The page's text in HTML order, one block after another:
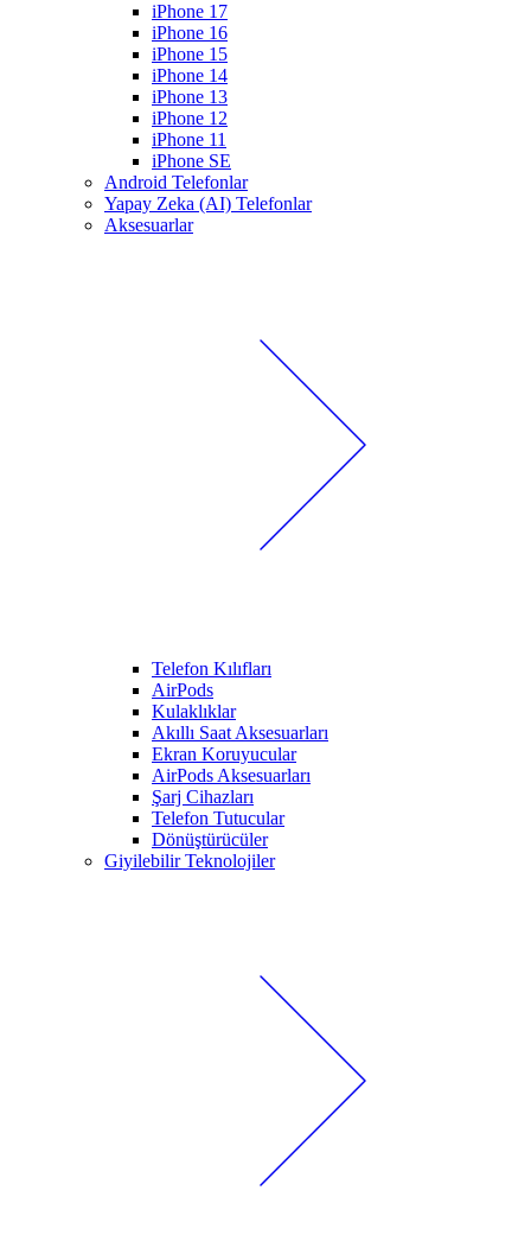
iPhone 17
iPhone 16
iPhone 15
iPhone 14
iPhone 13
iPhone 12
iPhone 11
iPhone SE
Android Telefonlar
Yapay Zeka (AI) Telefonlar
Aksesuarlar
Telefon Kılıfları
AirPods
Kulaklıklar
Akıllı Saat Aksesuarları
Ekran Koruyucular
AirPods Aksesuarları
Şarj Cihazları
Telefon Tutucular
Dönüştürücüler
Giyilebilir Teknolojiler